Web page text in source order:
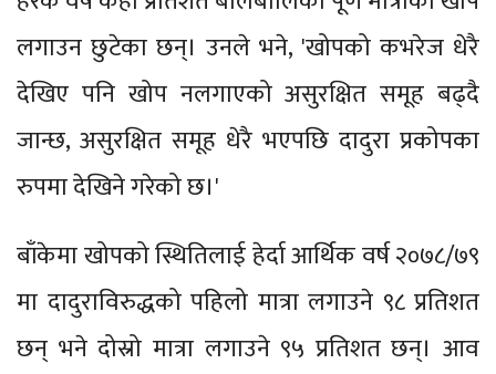
लगाउन छुटेका छन्। उनले भने, 'खोपको कभरेज धेरै
देखिए पनि खोप नलगाएको असुरक्षित समूह बढ्दै
जान्छ, असुरक्षित समूह धेरै भएपछि दादुरा प्रकोपका
रुपमा देखिने गरेको छ।'
बाँकेमा खोपको स्थितिलाई हेर्दा आर्थिक वर्ष २०७८/७९
मा दादुराविरुद्धको पहिलो मात्रा लगाउने ९८ प्रतिशत
छन् भने दोस्रो मात्रा लगाउने ९५ प्रतिशत छन्। आव